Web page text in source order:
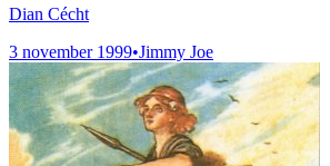
Dian Cécht
3 november 1999•Jimmy Joe